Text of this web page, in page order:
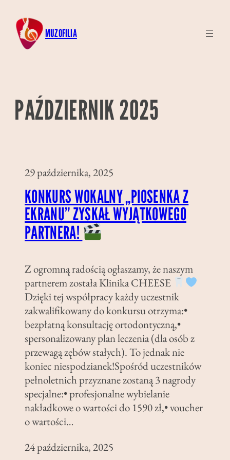
treści
MUZOFILIA
PAŹDZIERNIK 2025
29 października, 2025
KONKURS WOKALNY „PIOSENKA Z
EKRANU” ZYSKAŁ WYJĄTKOWEGO
PARTNERA!
Z ogromną radością ogłaszamy, że naszym
partnerem została Klinika CHEESE
Dzięki tej współpracy każdy uczestnik
zakwalifikowany do konkursu otrzyma:•
bezpłatną konsultację ortodontyczną,•
spersonalizowany plan leczenia (dla osób z
przewagą zębów stałych). To jednak nie
koniec niespodzianek!Spośród uczestników
pełnoletnich przyznane zostaną 3 nagrody
specjalne:• profesjonalne wybielanie
nakładkowe o wartości do 1590 zł,• voucher
o wartości…
24 października, 2025